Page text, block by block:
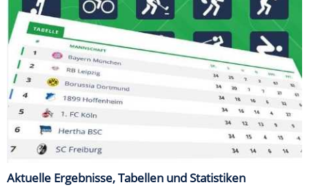
Aktuelle Ergebnisse, Tabellen und Statistiken